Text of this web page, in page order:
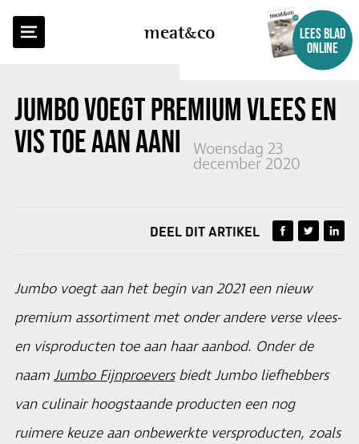
meatco
LEES BLAD
ONLINE
JUMBO VOEGT PREMIUM VLEES EN
VIS TOE AAN AANBODWoensdag 23
december 2020
TERUG NAAR OVERZICHT
DEEL DIT ARTIKEL
Jumbo voegt aan het begin van 2021 een nieuw
premium assortiment met onder andere verse vlees-
en visproducten toe aan haar aanbod. Onder de
naam Jumbo Fijnproeversbiedt Jumbo liefhebbers
van culinair hoogstaande producten een nog
ruimere keuze aan onbewerkte versproducten, zoals